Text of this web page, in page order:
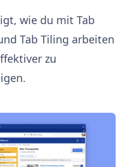
wie du mit Tab
Tab Tiling arbeiten
zu